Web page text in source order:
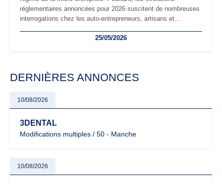
réglementaires annoncées pour 2026 suscitent de nombreuses
interrogations chez les auto-entrepreneurs, artisans et
facturation ou risque de bascule vers la TVA : les règles
25/05/2026
DERNIÈRES ANNONCES
10/08/2026
3DENTAL
Modifications multiples / 50 - Manche
10/08/2026